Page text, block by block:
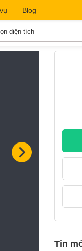
Blog
diện tích
Tin